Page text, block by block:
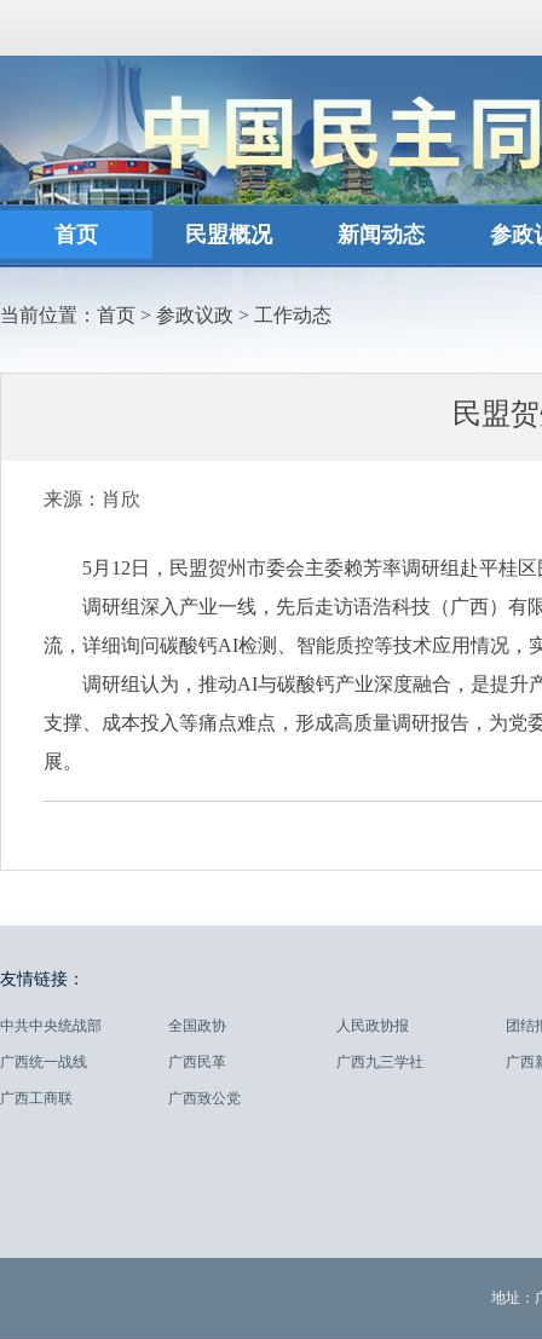
首页 民盟概况 新闻动态 参政
当前位置： 首页 > 参政议政 > 工作动态
民盟
来源：肖欣
5月12日，民盟贺州市委会主委赖芳率调研组赴平桂
调研组深入产业一线，先后走访语浩科技（广西）有
流，详细询问碳酸钙AI检测、智能质控等技术应用情况
调研组认为，推动AI与碳酸钙产业深度融合，是提升
支撑、成本投入等痛点难点，形成高质量调研报告，为
展。
友情链接：
中共中央统战部 全国政协 人民政协报 团结
广西统一战线 广西民革 广西九三学社 广西
广西工商联 广西致公党
地址：